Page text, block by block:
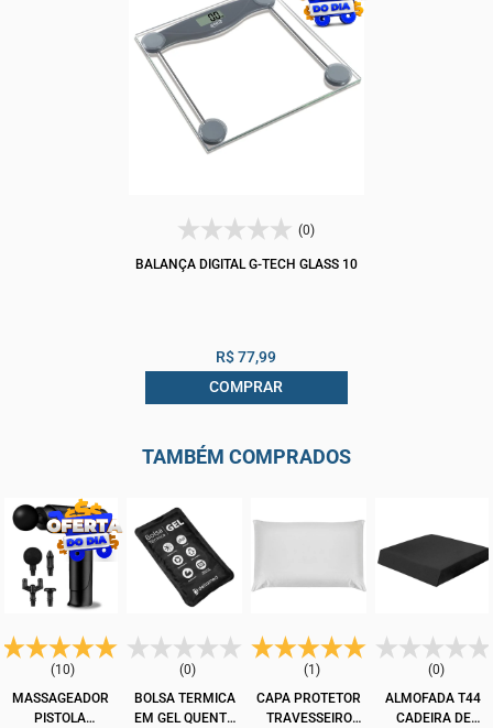
(0)
BALANÇA DIGITAL G-TECH GLASS 10
R$ 77,99
COMPRAR
TAMBÉM COMPRADOS
(10)
MASSAGEADOR
PISTOLA
(0)
BOLSA TERMICA
EM GEL QUENTE
(1)
CAPA PROTETOR
TRAVESSEIRO
(0)
ALMOFADA T44
CADEIRA DE